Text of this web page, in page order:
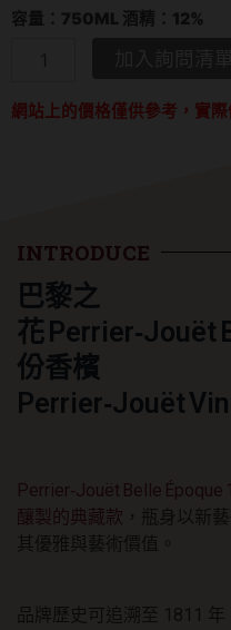
容量：750ML 酒精：12%
巴
年
香
1990
年
數
量
網站上的價格僅供參考，實
INTRODUCE
巴黎之
花 Perrier‑Jouët
份香檳
Perrier‑Jouët
Perrier‑Jouët Belle
釀製的典藏款 ，瓶身以新
其優雅與藝術價值。
品牌歷史可追溯至 1811